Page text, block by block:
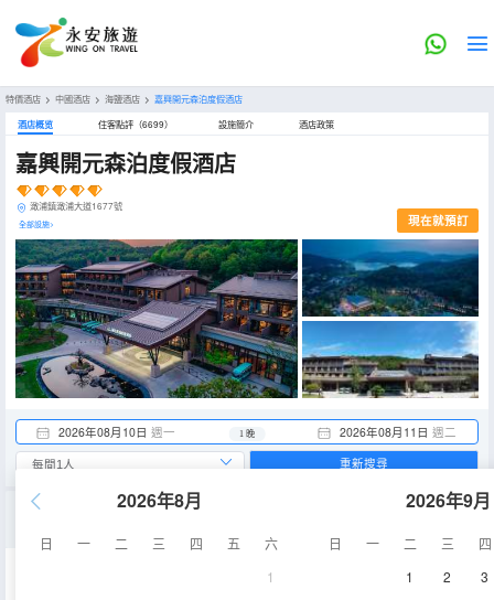
特價酒店 > 中國酒店 > 海鹽酒店 > 嘉興開元森泊度假酒店
酒店概览 住客點評（6699） 設施簡介 酒店政策
嘉興開元森泊度假酒店
澉浦鎮澉浦大道1677號
全部設施> 現在就預訂
2026年08月10日 週一 2026年08月11日 週二
1 晚
2026年8月
日 一 二 三 四 五
六
1
2026年9月
日 一 二 三
四
1
2 3
重新搜尋
空調